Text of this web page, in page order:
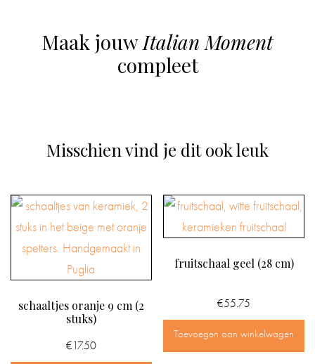
Maak jouwItalian Moment
compleet
Misschien vind je dit ook leuk
schaaltjes oranje 9 cm (2
stuks)
€17.50
fruitschaal geel (28 cm)
€55.75
Toevoegen aan winkelwagen